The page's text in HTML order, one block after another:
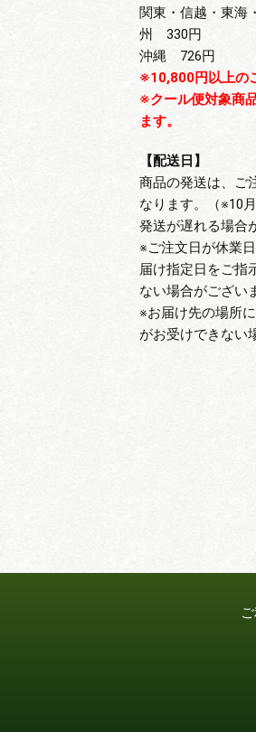
関東・信越・東海
州 330円
沖縄 726円
※10,800円以上の
※クール便対象商
ます。
【配送日】
商品の発送は、ご
なります。（※10
発送が遅れる場合
※ご注文日が休業
届け指定日をご指
ない場合がござい
※お届け先の場所
がお受けできない